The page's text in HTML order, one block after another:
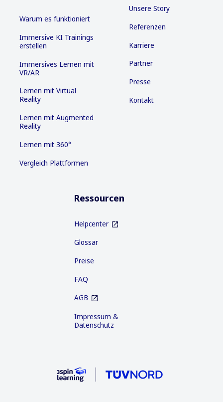
Warum es funktioniert
Immersive KI Trainings
erstellen
Immersives Lernen mit
VR/AR
Lernen mit Virtual
Reality
Lernen mit Augmented
Reality
Lernen mit 360°
Vergleich Plattformen
Unsere Story
Referenzen
Karriere
Partner
Presse
Kontakt
Ressourcen
Helpcenter
Glossar
Preise
FAQ
AGB
Impressum &
Datenschutz